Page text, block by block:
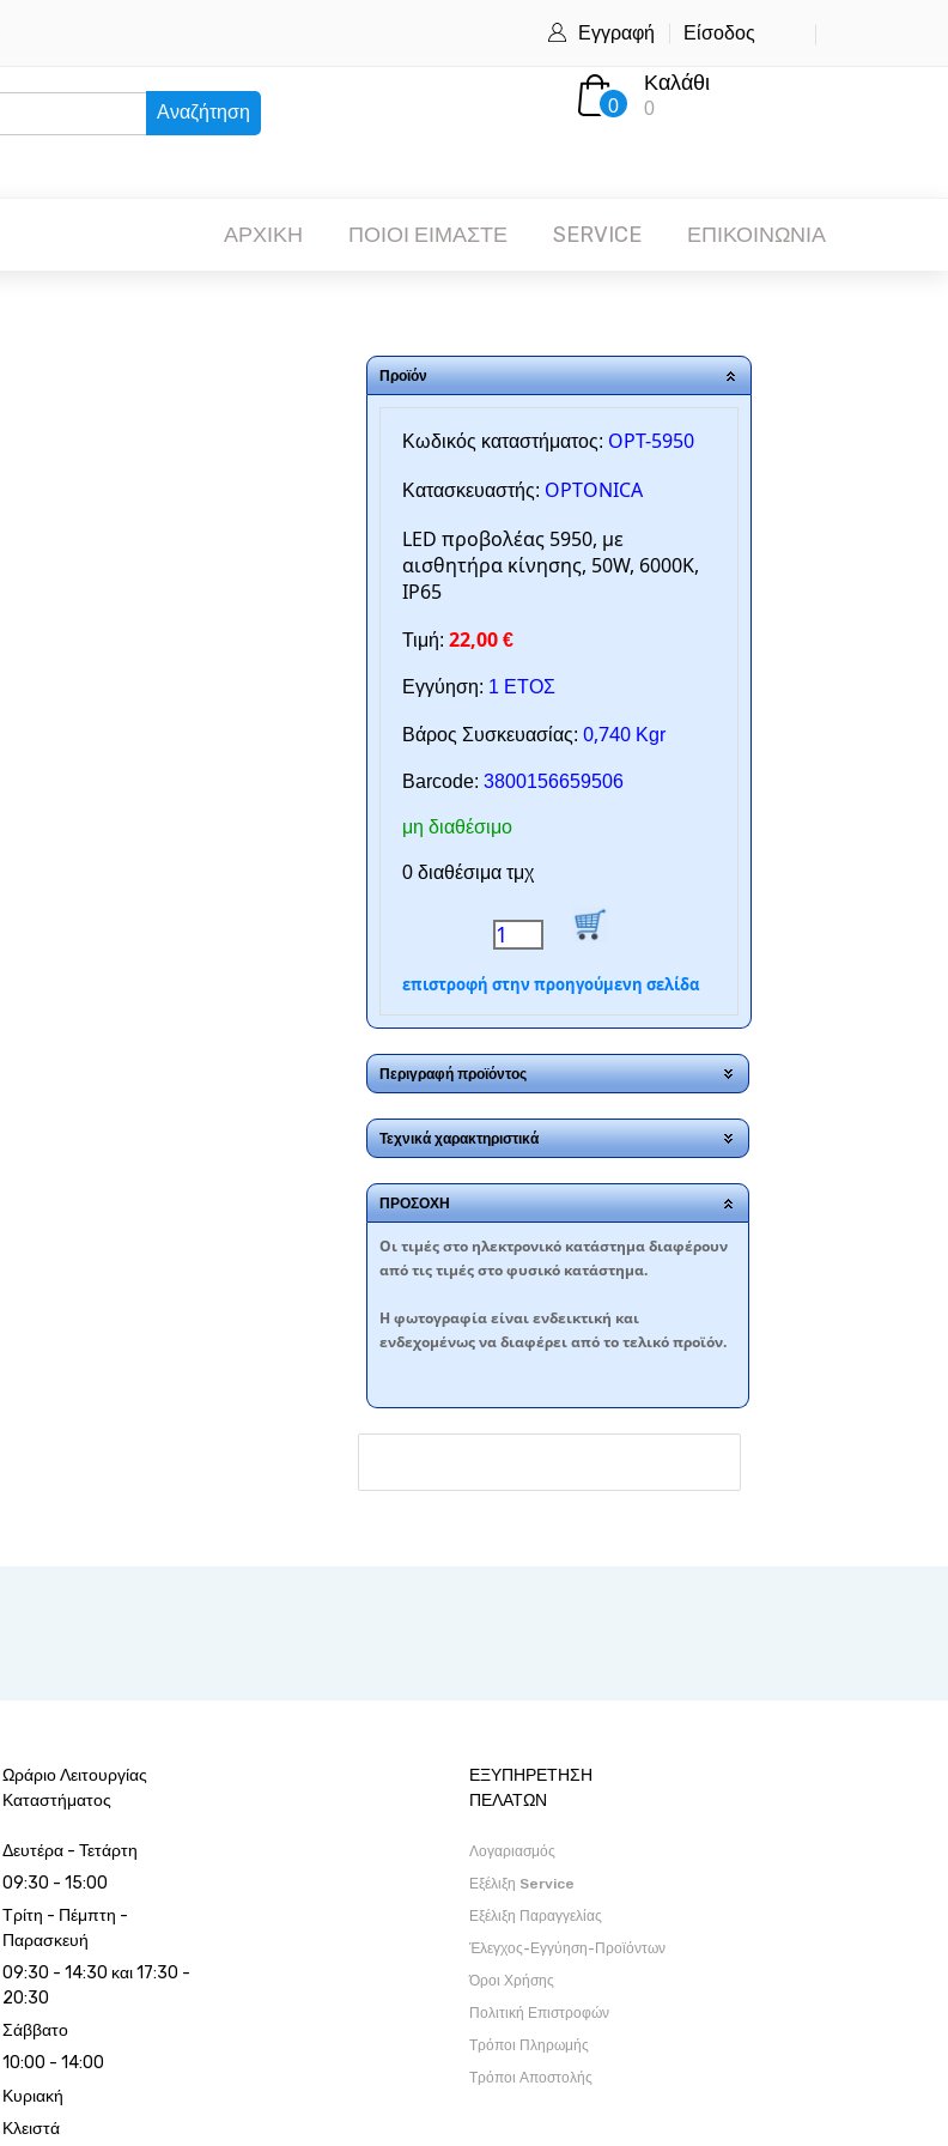
Εγγραφή Είσοδος
Αναζήτηση 0
Καλάθι
0
ΑΡΧΙΚΗ ΠΟΙΟΙ ΕΙΜΑΣΤΕ SERVICE ΕΠΙΚΟΙΝΩΝΙΑ
Προϊόν
Κωδικός καταστήματος: OPT-5950
Κατασκευαστής: OPTONICA
LED προβολέας 5950, με
αισθητήρα κίνησης, 50W, 6000K,
IP65
Τιμή: 22,00 €
Εγγύηση: 1 ΕΤΟΣ
Βάρος Συσκευασίας: 0,740 Kgr
Barcode: 3800156659506
μη διαθέσιμο
0 διαθέσιμα τμχ
επιστροφή στην προηγούμενη σελίδα
Περιγραφή προϊόντος
Τεχνικά χαρακτηριστικά
ΠΡΟΣΟΧΗ
Oι τιμές στο ηλεκτρονικό κατάστημα διαφέρουν
από τις τιμές στο φυσικό κατάστημα.
Η φωτογραφία είναι ενδεικτική και
ενδεχομένως να διαφέρει από το τελικό προϊόν.
Ωράριο Λειτουργίας
Καταστήματος
Δευτέρα - Τετάρτη
09:30 - 15:00
Τρίτη - Πέμπτη -
Παρασκευή
09:30 - 14:30 και 17:30 -
20:30
Σάββατο
10:00 - 14:00
Κυριακή
Κλειστά
ΕΞΥΠΗΡΕΤΗΣΗ
ΠΕΛΑΤΩΝ
Λογαριασμός
Εξέλιξη Service
Εξέλιξη Παραγγελίας
Έλεγχος-Εγγύηση-Προϊόντων
Όροι Χρήσης
Πολιτική Επιστροφών
Τρόποι Πληρωμής
Τρόποι Αποστολής